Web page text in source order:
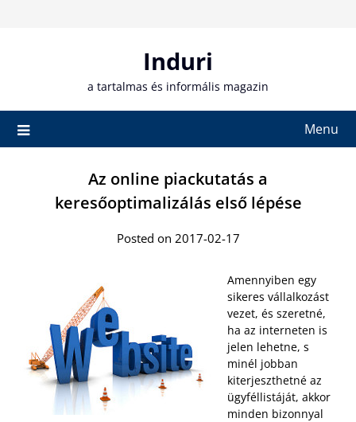
Induri
a tartalmas és informális magazin
Menu
Az online piackutatás a
keresőoptimalizálás első lépése
Posted on 2017-02-17
Amennyiben egy
sikeres vállalkozást
vezet, és szeretné,
ha az interneten is
jelen lehetne, s
minél jobban
kiterjeszthetné az
ügyféllistáját, akkor
minden bizonnyal